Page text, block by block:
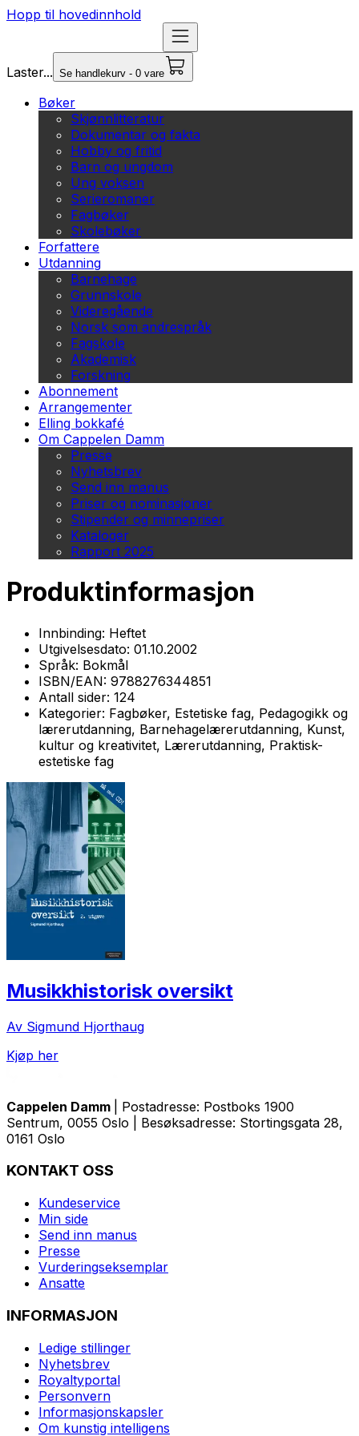
Hopp til hovedinnhold
Laster... Se handlekurv - 0 vare
Bøker
Skjønnlitteratur
Dokumentar og fakta
Hobby og fritid
Barn og ungdom
Ung voksen
Serieromaner
Fagbøker
Skolebøker
Forfattere
Utdanning
Barnehage
Grunnskole
Videregående
Norsk som andrespråk
Fagskole
Akademisk
Forskning
Abonnement
Arrangementer
Elling bokkafé
Om Cappelen Damm
Presse
Nyhetsbrev
Send inn manus
Priser og nominasjoner
Stipender og minnepriser
Kataloger
Rapport 2025
Produktinformasjon
Innbinding: Heftet
Utgivelsesdato: 01.10.2002
Språk: Bokmål
ISBN/EAN: 9788276344851
Antall sider: 124
Kategorier: Fagbøker, Estetiske fag, Pedagogikk og
lærerutdanning, Barnehagelærerutdanning, Kunst,
kultur og kreativitet, Lærerutdanning, Praktisk-
estetiske fag
Musikkhistorisk oversikt
Av Sigmund Hjorthaug
Kjøp her
Cappelen Damm
| Postadresse: Postboks 1900
Sentrum, 0055 Oslo | Besøksadresse: Stortingsgata 28,
0161 Oslo
KONTAKT OSS
Kundeservice
Min side
Send inn manus
Presse
Vurderingseksemplar
Ansatte
INFORMASJON
Ledige stillinger
Nyhetsbrev
Royaltyportal
Personvern
Informasjonskapsler
Om kunstig intelligens